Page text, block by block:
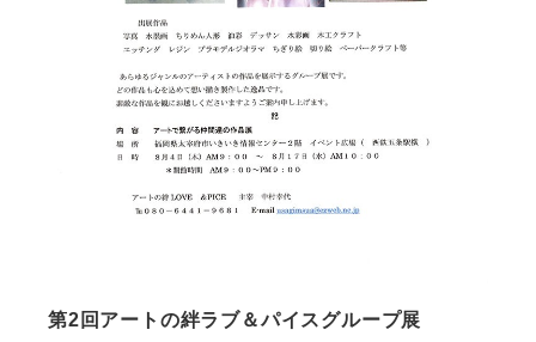
第2回アートの絆ラブ＆パイスグループ展